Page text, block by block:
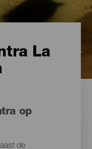
La
op
de